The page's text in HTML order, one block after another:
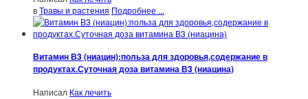
вТравы и растения Подробнее ...
Витамин В3 (ниацин):польза для здоровья,содержание в
продуктах.Суточная доза витамина В3 (ниацина)
Написал Как лечить